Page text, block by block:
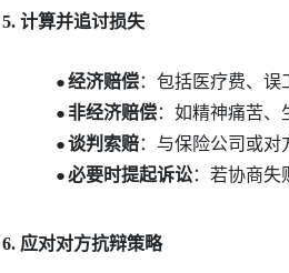
5. 计算并追讨损失
●经济赔偿：包括医疗费、误
●非经济赔偿：如精神痛苦、
●谈判索赔：与保险公司或对
●必要时提起诉讼：若协商失
6. 应对对方抗辩策略